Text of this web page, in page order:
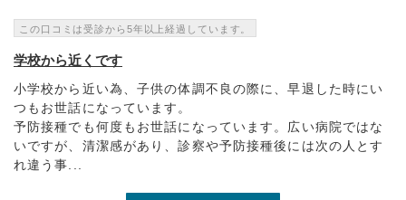
この口コミは受診から5年以上経過しています。
学校から近くです
小学校から近い為、子供の体調不良の際に、早退した時にい
つもお世話になっています。
予防接種でも何度もお世話になっています。広い病院ではな
いですが、清潔感があり、診察や予防接種後には次の人とす
れ違う事...